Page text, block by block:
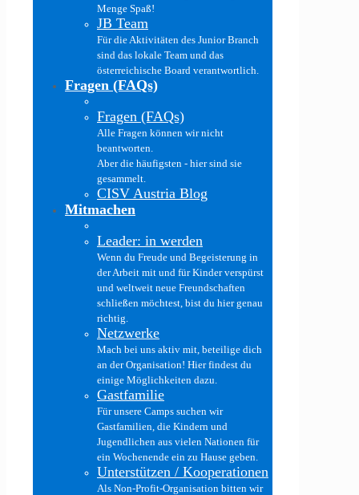
Menge Spaß!
JB Team
Für die Aktivitäten des Junior Branch
sind das lokale Team und das
österreichische Board verantwortlich.
Fragen (FAQs)
Fragen (FAQs)
Alle Fragen können wir nicht
beantworten.
Aber die häufigsten - hier sind sie
gesammelt.
CISV Austria Blog
Mitmachen
Leader: in werden
Wenn du Freude und Begeisterung in
der Arbeit mit und für Kinder verspürst
und weltweit neue Freundschaften
schließen möchtest, bist du hier genau
richtig.
Netzwerke
Mach bei uns aktiv mit, beteilige dich
an der Organisation! Hier findest du
einige Möglichkeiten dazu.
Gastfamilie
Für unsere Camps suchen wir
Gastfamilien, die Kindern und
Jugendlichen aus vielen Nationen für
ein Wochenende ein zu Hause geben.
Unterstützen / Kooperationen
Als Non-Profit-Organisation bitten wir